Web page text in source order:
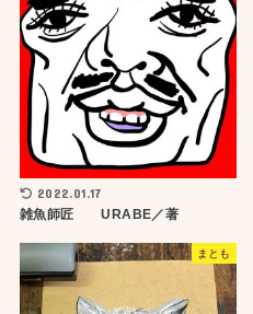
2022.01.17
雑魚師匠 URABE／著
まとも